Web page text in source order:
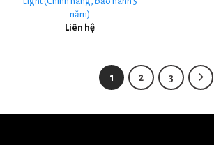
năm)
Liên hệ
1 2 3